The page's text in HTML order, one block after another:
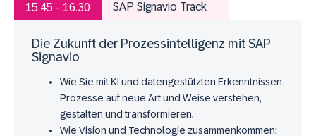
15.45 - 16.30 SAP Signavio Track
Die Zukunft der Prozessintelligenz mit SAP
Signavio
Wie Sie mit KI und datengestützten Erkenntnissen
Prozesse auf neue Art und Weise verstehen,
gestalten und transformieren.
Wie Vision und Technologie zusammenkommen: